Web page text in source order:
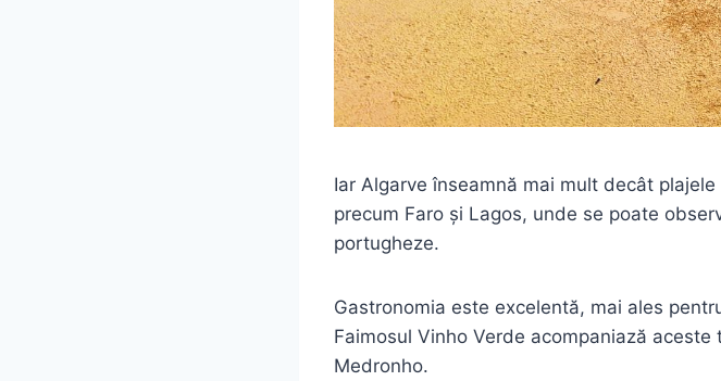
Iar Algarve înseamnă mai mult decât
precum Faro și Lagos, unde se poate
portugheze.
Gastronomia este excelentă, mai ales
Faimosul Vinho Verde acompaniază
Medronho.